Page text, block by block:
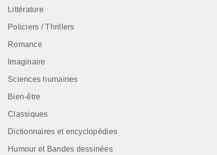
Littérature
Policiers / Thrillers
Romance
Imaginaire
Sciences humaines
Bien-être
Classiques
Dictionnaires et encyclopédies
Humour et Bandes dessinées